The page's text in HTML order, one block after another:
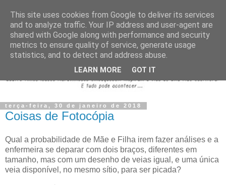
terça-feira, 30 de janeiro de 2018
Coisas de Fotocópia
Qual a probabilidade de Mãe e Filha irem fazer análises e a
enfermeira se deparar com dois braços, diferentes em
tamanho, mas com um desenho de veias igual, e uma única
veia disponível, no mesmo sítio, para ser picada?
This site uses cookies from Google to deliver its services
and to analyze traffic. Your IP address and user-agent are
shared with Google along with performance and security
metrics to ensure quality of service, generate usage
statistics, and to detect and address abuse.
LEARN MORE GOT IT